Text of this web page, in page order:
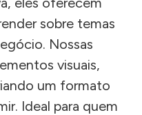
sobre temas
Nossas
visuais,
um formato
Ideal para quem